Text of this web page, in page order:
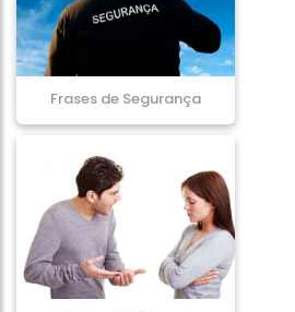
Frases de Segurança